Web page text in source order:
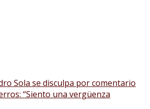
Sola se disculpa por comentario
“Siento una vergüenza